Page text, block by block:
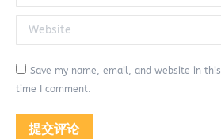
Website
Save my name, email, and website in
time I comment.
提交评论